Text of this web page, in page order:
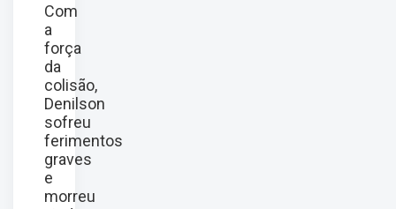
Com
a
força
da
colisão,
Denilson
sofreu
ferimentos
graves
e
morreu